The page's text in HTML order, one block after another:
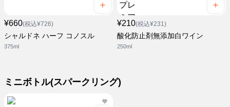
¥660(税込¥726)
シャルドネ ハーフ コノスル
375ml
¥210(税込¥231)
酸化防止剤無添加白ワイン
250ml
ミニボトル(スパークリング)